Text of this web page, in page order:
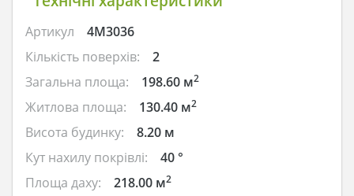
Артикул
4M3036
Кількість поверхів:
2
Загальна площа:
198.60 м2
Житлова площа: 130.40 м2
Висота будинку:
8.20 м
Кут нахилу покрівлі:
40 °
Площа даху:
218.00 м2